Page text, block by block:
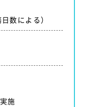
数による）
施